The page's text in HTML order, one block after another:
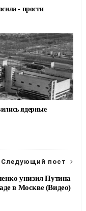
- прости
ядерные
Следующий пост
унизил Путина
в Москве (Видео)